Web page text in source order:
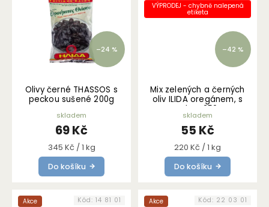
–24 %
Olivy černé THASSOS s
peckou sušené 200g
skladem
69 Kč
Měrná
cena:
345 Kč / 1 kg
Do košíku
VÝPRODEJ - chybně nalepená
etiketa
–42 %
Mix zelených a černých
oliv ILIDA oregánem, s
peckou 250 g
skladem
55 Kč
Měrná
cena:
220 Kč / 1 kg
Do košíku
Akce Kód: 14 81 01 Akce Kód: 22 03 01